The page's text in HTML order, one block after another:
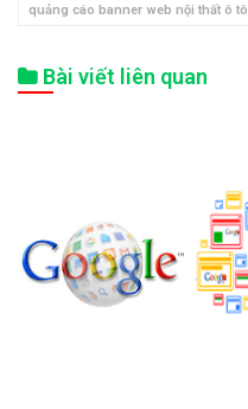
quảng cáo banner web nội thất ô tô
Bài viết liên quan